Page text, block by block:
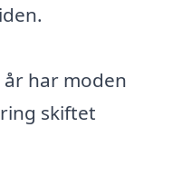
år har moden
skiftet